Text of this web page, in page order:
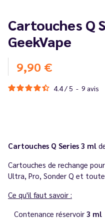
Cartouches Q
GeekVape
9,90 €
4.4/ 5 - 9 avis
Cartouches Q Series 3 ml
Cartouches de rechange
Ultra, Pro, Sonder Q et
Ce qu'il faut savoir :
Contenance réservoir 3 ml